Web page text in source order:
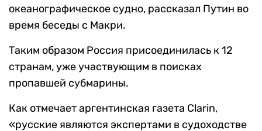
океанографическое судно, рассказал Путин во
время беседы с Макри.
Таким образом Россия присоединилась к 12
странам, уже участвующим в поисках
пропавшей субмарины.
Как отмечает аргентинская газета Clarin,
«русские являются экспертами в судоходстве